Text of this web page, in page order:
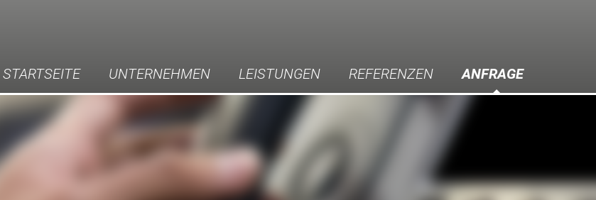
STARTSEITE UNTERNEHMEN LEISTUNGEN REFERENZEN ANFRAGE